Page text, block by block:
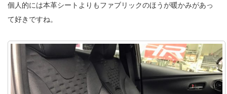
個人的には本革シートよりもファブリックのほうが暖かみがあっ
て好きですね。